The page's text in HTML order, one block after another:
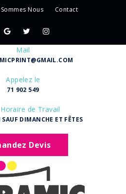
Nous Contact
Mail
Appelez le
71 902 549
Horaire de Travail
DIMANCHE ET FÊTES
Devis